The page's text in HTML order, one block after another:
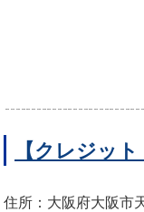
【クレジッ
住所：大阪府大阪市